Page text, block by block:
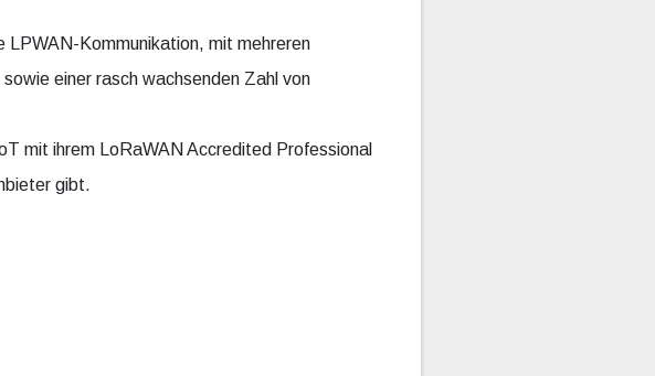
LPWAN-Kommunikation, mit mehreren
einer rasch wachsenden Zahl von
mit ihrem LoRaWAN Accredited Professional
gibt.